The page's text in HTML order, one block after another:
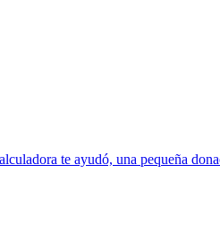
te ayudó, una pequeña